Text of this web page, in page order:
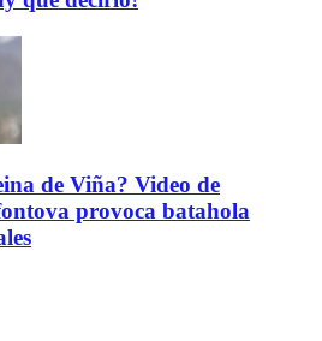
de Viña? Video de
provoca batahola